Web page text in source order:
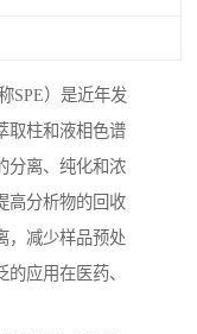
SPE）是近年发
取柱和液相色谱
分离、纯化和浓
高分析物的回收
，减少样品预处
应用在医药、